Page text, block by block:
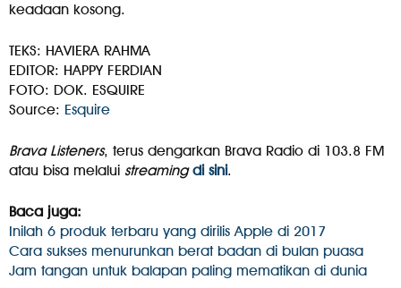
keadaan kosong.
TEKS: HAVIERA RAHMA
EDITOR: HAPPY FERDIAN
FOTO: DOK. ESQUIRE
Source: Esquire
Brava Listeners, terus dengarkan Brava Radio di 103.8 FM
atau bisa melalui streaming di sini.
Baca juga:
Inilah 6 produk terbaru yang dirilis Apple di 2017
Cara sukses menurunkan berat badan di bulan puasa
Jam tangan untuk balapan paling mematikan di dunia